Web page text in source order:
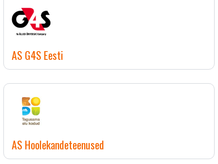
AS G4S Eesti
AS Hoolekandeteenused